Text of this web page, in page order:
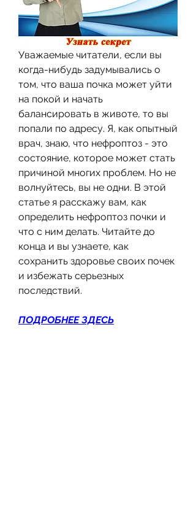
Уважаемые читатели, если вы
когда-нибудь задумывались о
том, что ваша почка может уйти
на покой и начать
балансировать в животе, то вы
попали по адресу. Я, как опытный
врач, знаю, что нефроптоз - это
состояние, которое может стать
причиной многих проблем. Но не
волнуйтесь, вы не одни. В этой
статье я расскажу вам, как
определить нефроптоз почки и
что с ним делать. Читайте до
конца и вы узнаете, как
сохранить здоровье своих почек
и избежать серьезных
последствий.
ПОДРОБНЕЕ ЗДЕСЬ